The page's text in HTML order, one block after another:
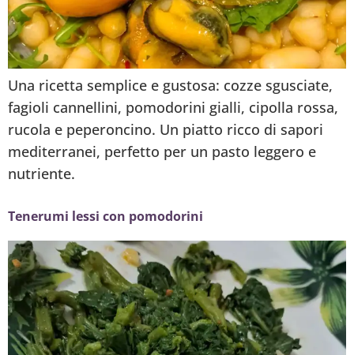
Una ricetta semplice e gustosa: cozze sgusciate,
fagioli cannellini, pomodorini gialli, cipolla rossa,
rucola e peperoncino. Un piatto ricco di sapori
mediterranei, perfetto per un pasto leggero e
nutriente.
Tenerumi lessi con pomodorini